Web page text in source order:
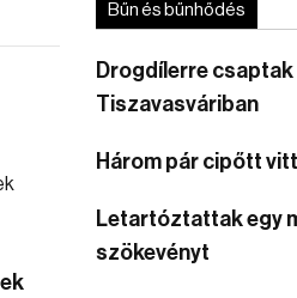
Bűn és bűnhődés
Drogdílerre csaptak
Tiszavasváriban
Három pár cipőtt
Letartóztattak egy
szökevényt